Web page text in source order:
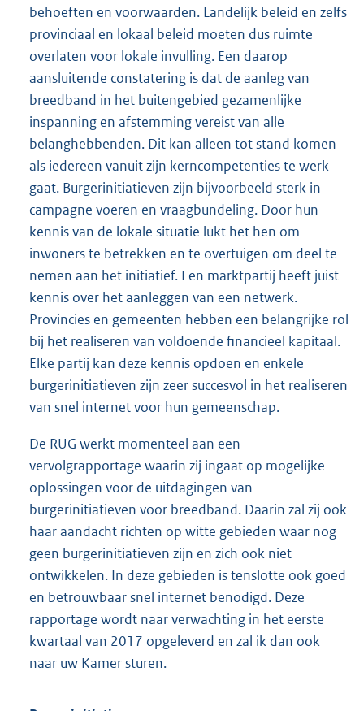
behoeften en voorwaarden. Landelijk beleid en zelfs
provinciaal en lokaal beleid moeten dus ruimte
overlaten voor lokale invulling. Een daarop
aansluitende constatering is dat de aanleg van
breedband in het buitengebied gezamenlijke
inspanning en afstemming vereist van alle
belanghebbenden. Dit kan alleen tot stand komen
als iedereen vanuit zijn kerncompetenties te werk
gaat. Burgerinitiatieven zijn bijvoorbeeld sterk in
campagne voeren en vraagbundeling. Door hun
kennis van de lokale situatie lukt het hen om
inwoners te betrekken en te overtuigen om deel te
nemen aan het initiatief. Een marktpartij heeft juist
kennis over het aanleggen van een netwerk.
Provincies en gemeenten hebben een belangrijke rol
bij het realiseren van voldoende financieel kapitaal.
Elke partij kan deze kennis opdoen en enkele
burgerinitiatieven zijn zeer succesvol in het realiseren
van snel internet voor hun gemeenschap.
De RUG werkt momenteel aan een
vervolgrapportage waarin zij ingaat op mogelijke
oplossingen voor de uitdagingen van
burgerinitiatieven voor breedband. Daarin zal zij ook
haar aandacht richten op witte gebieden waar nog
geen burgerinitiatieven zijn en zich ook niet
ontwikkelen. In deze gebieden is tenslotte ook goed
en betrouwbaar snel internet benodigd. Deze
rapportage wordt naar verwachting in het eerste
kwartaal van 2017 opgeleverd en zal ik dan ook
naar uw Kamer sturen.